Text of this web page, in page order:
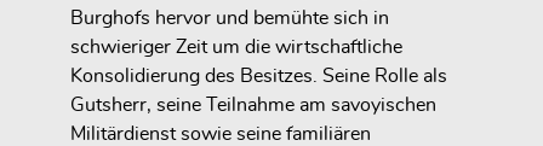
Burghofs hervor und bemühte sich in
schwieriger Zeit um die wirtschaftliche
Konsolidierung des Besitzes. Seine Rolle als
Gutsherr, seine Teilnahme am savoyischen
Militärdienst sowie seine familiären